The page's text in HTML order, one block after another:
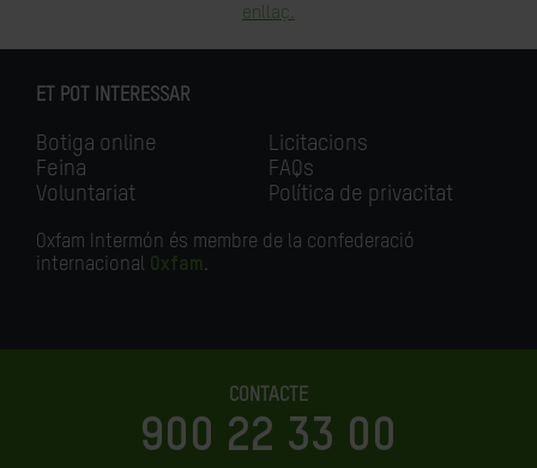
enllaç.
ET POT INTERESSAR
Botiga online
Feina
Voluntariat
Licitacions
FAQs
Política de privacitat
Oxfam Intermón és membre de la confederació
internacional Oxfam.
CONTACTE
900 22 33 00